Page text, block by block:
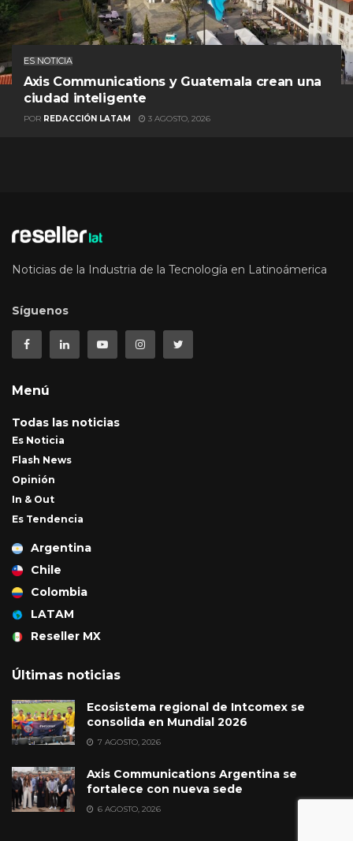
ES NOTICIA
Axis Communications y Guatemala crean una
ciudad inteligente
POR REDACCIÓN LATAM 3 AGOSTO, 2026
Noticias de la Industria de la Tecnología en Latinoámerica
Síguenos
Menú
Todas las noticias
Es Noticia
Flash News
Opinión
In & Out
Es Tendencia
Argentina
Chile
Colombia
LATAM
Reseller MX
Últimas noticias
Ecosistema regional de Intcomex se
consolida en Mundial 2026
7 AGOSTO, 2026
Axis Communications Argentina se
fortalece con nueva sede
6 AGOSTO, 2026